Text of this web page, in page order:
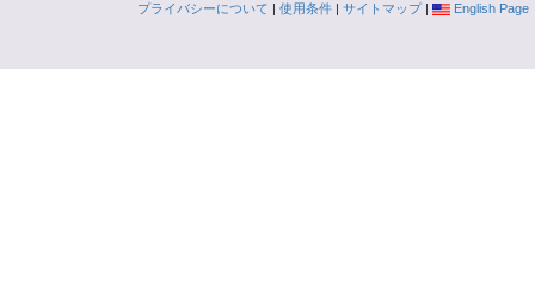
プライバシーについて | 使用条件 | サイトマップ| English Page